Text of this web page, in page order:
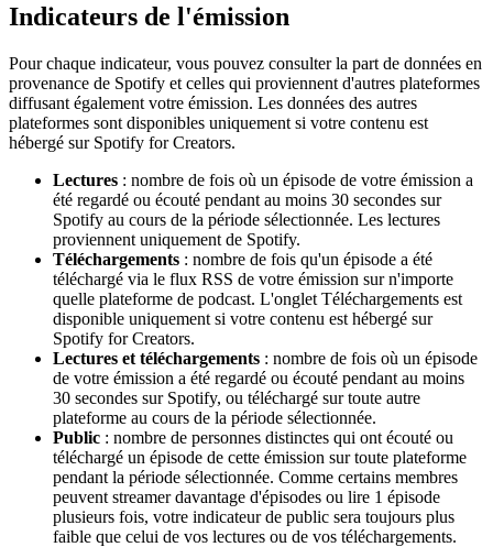
Indicateurs de l'émission
Pour chaque indicateur, vous pouvez consulter la part de données en
provenance de Spotify et celles qui proviennent d'autres plateformes
diffusant également votre émission. Les données des autres
plateformes sont disponibles uniquement si votre contenu est
hébergé sur Spotify for Creators.
Lectures : nombre de fois où un épisode de votre émission a
été regardé ou écouté pendant au moins 30 secondes sur
Spotify au cours de la période sélectionnée. Les lectures
proviennent uniquement de Spotify.
Téléchargements : nombre de fois qu'un épisode a été
téléchargé via le flux RSS de votre émission sur n'importe
quelle plateforme de podcast. L'onglet Téléchargements est
disponible uniquement si votre contenu est hébergé sur
Spotify for Creators.
Lectures et téléchargements : nombre de fois où un épisode
de votre émission a été regardé ou écouté pendant au moins
30 secondes sur Spotify, ou téléchargé sur toute autre
plateforme au cours de la période sélectionnée.
Public : nombre de personnes distinctes qui ont écouté ou
téléchargé un épisode de cette émission sur toute plateforme
pendant la période sélectionnée. Comme certains membres
peuvent streamer davantage d'épisodes ou lire 1 épisode
plusieurs fois, votre indicateur de public sera toujours plus
faible que celui de vos lectures ou de vos téléchargements.